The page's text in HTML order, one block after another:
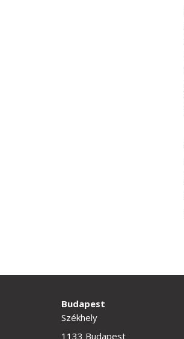
Budapest
Székhely
1133 Budapest